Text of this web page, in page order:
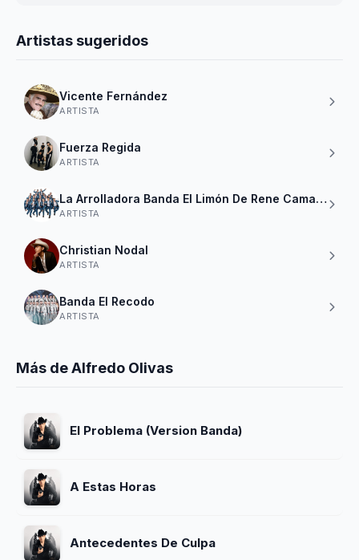
Artistas sugeridos
Vicente Fernández
ARTISTA
Fuerza Regida
ARTISTA
La Arrolladora Banda El Limón De Rene Camacho
ARTISTA
Christian Nodal
ARTISTA
Banda El Recodo
ARTISTA
Más de Alfredo Olivas
El Problema (Version Banda)
A Estas Horas
Antecedentes De Culpa